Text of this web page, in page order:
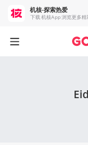
机核-探索热爱
下载 机核App 浏览更多精